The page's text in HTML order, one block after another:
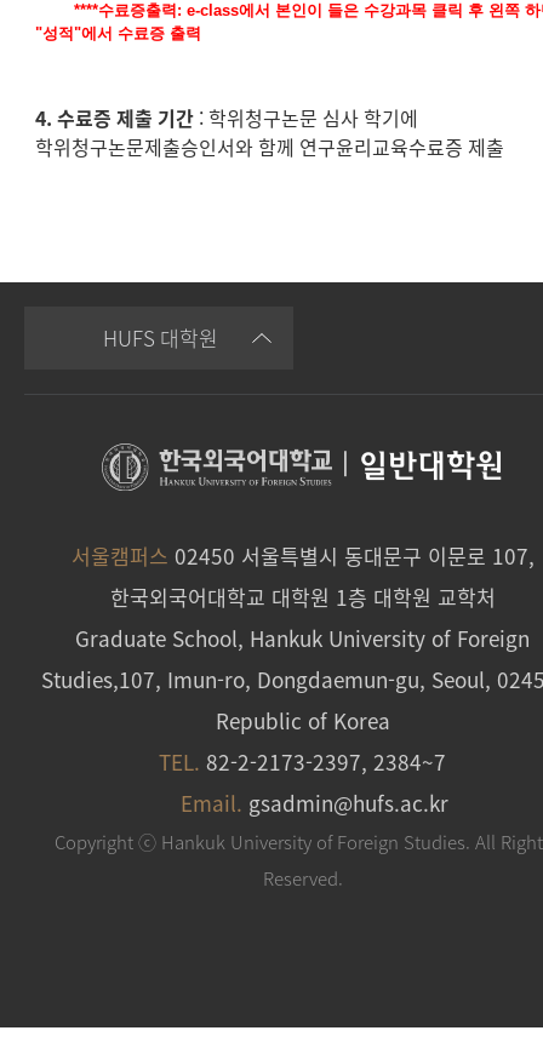
****수료증출력: e-class에서 본인이 들은 수강과목 클릭 후 왼쪽
"성적"에서 수료증 출력
4. 수료증 제출 기간 : 학위청구논문 심사 학기에
학위청구논문제출승인서와 함께 연구윤리교육수료증 제출
HUFS 대학원
일반대학원
서울캠퍼스 02450 서울특별시 동대문구 이문로 107,
한국외국어대학교 대학원 1층 대학원 교학처
Graduate School, Hankuk University of Foreign
Studies,107, Imun-ro, Dongdaemun-gu, Seoul,
Republic of Korea
TEL. 82-2-2173-2397, 2384~7
Email. gsadmin@hufs.ac.kr
Copyright ⓒ Hankuk University of Foreign Studies. All
Reserved.